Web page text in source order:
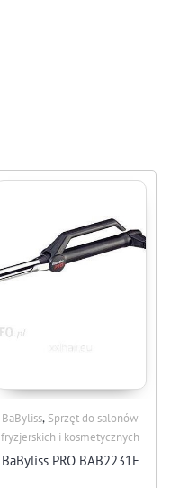
BaByliss, Sprzęt do salonów
fryzjerskich i kosmetycznych
BaByliss PRO BAB2231E